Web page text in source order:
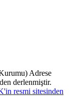
Adrese
derlenmiştir.
resmi sitesinden